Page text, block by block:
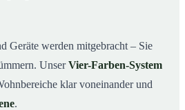
Geräte werden mitgebracht – Sie
UnserVier-Farben-System
klar voneinander und
.